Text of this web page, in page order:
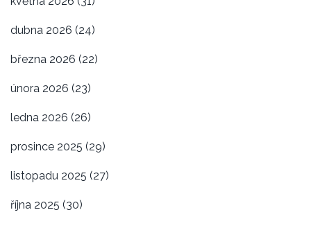
dubna 2026 (24)
března 2026 (22)
února 2026 (23)
ledna 2026 (26)
prosince 2025 (29)
listopadu 2025 (27)
října 2025 (30)